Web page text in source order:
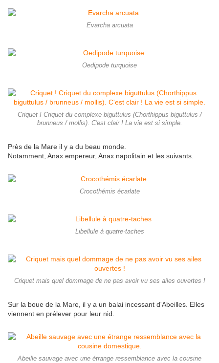
Evarcha arcuata
Oedipode turquoise
Criquet ! Criquet du complexe biguttulus (Chorthippus biguttulus /
brunneus / mollis). C'est clair ! La vie est si simple.
Près de la Mare il y a du beau monde.
Notamment, Anax empereur, Anax napolitain et les suivants.
Crocothémis écarlate
Libellule à quatre-taches
Criquet mais quel dommage de ne pas avoir vu ses ailes ouvertes !
Sur la boue de la Mare, il y a un balai incessant d'Abeilles. Elles
viennent en prélever pour leur nid.
Abeille sauvage avec une étrange ressemblance avec la cousine